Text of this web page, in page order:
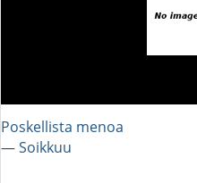
Poskellista menoa
― Soikkuu